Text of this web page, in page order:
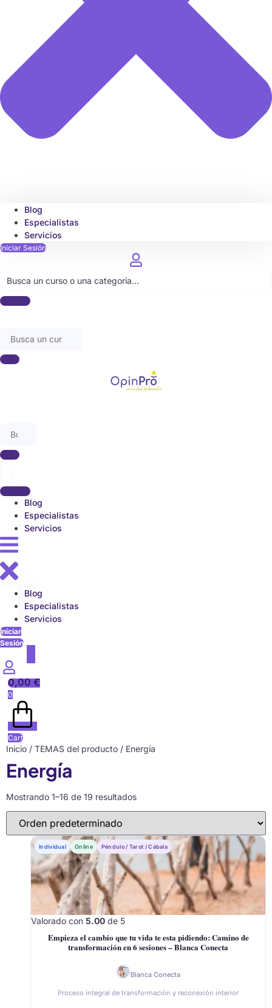
Blog
Especialistas
Servicios
Iniciar Sesión
Blog
Especialistas
Servicios
Blog
Especialistas
Servicios
Iniciar
Sesión
0,00€
0
Cart
Inicio / TEMAS del producto / Energía
Energía
Mostrando 1–16 de 19 resultados
Individual Online Péndulo / Tarot / Cábala
Empieza el cambio que tu vida te esta pidiendo: Camino de
transformación en 6 sesiones – Blanca Conecta
Valorado con 5.00 de 5
Blanca Conecta
Proceso integral de transformación y reconexión interior